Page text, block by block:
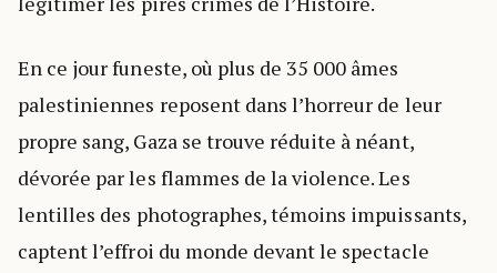
En ce jour funeste, où plus de 35 000 âmes
palestiniennes reposent dans l’horreur de leur
propre sang, Gaza se trouve réduite à néant,
dévorée par les flammes de la violence. Les
lentilles des photographes, témoins impuissants,
captent l’effroi du monde devant le spectacle